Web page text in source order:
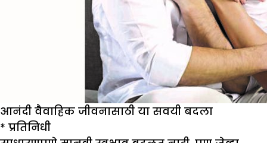
आनंदी वैवाहिक जीवनासाठी या सवयी बदला
* प्रतिनिधी